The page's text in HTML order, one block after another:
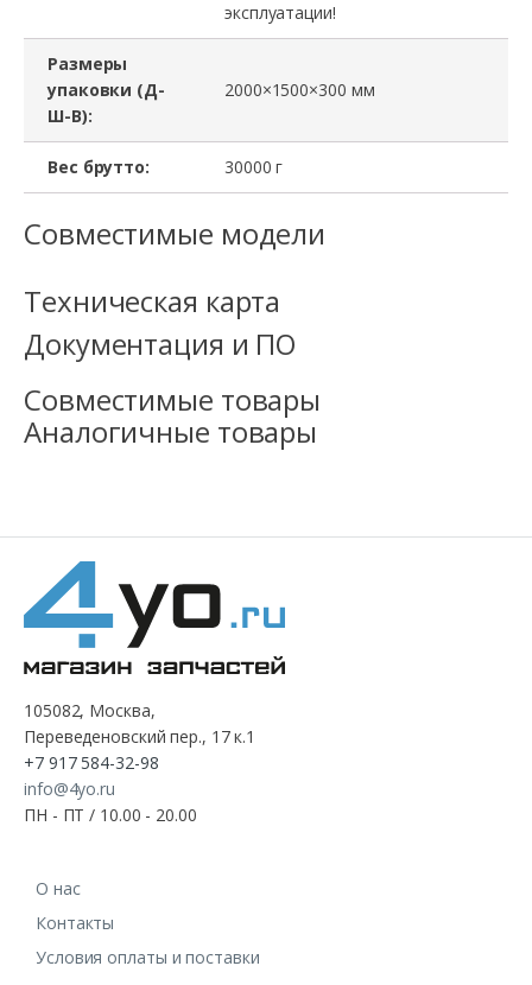
эксплуатации!
Размеры
упаковки (Д-
Ш-В):
2000×1500×300 мм
Вес брутто: 30000 г
Совместимые модели
Техническая карта
Документация и ПО
Совместимые товары
Аналогичные товары
105082, Москва,
Переведеновский пер., 17 к.1
+7 917 584-32-98
info@4yo.ru
ПН - ПТ / 10.00 - 20.00
О нас
Контакты
Условия оплаты и поставки